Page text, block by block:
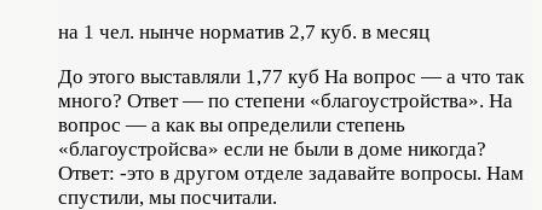
на 1 чел. нынче норматив 2,7 куб. в месяц
До этого выставляли 1,77 куб На вопрос — а что так
много? Ответ — по степени «благоустройства». На
вопрос — а как вы определили степень
«благоустройсва» если не были в доме никогда?
Ответ: -это в другом отделе задавайте вопросы. Нам
спустили, мы посчитали.